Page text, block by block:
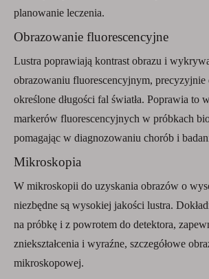
planowanie leczenia.
Obrazowanie fluorescencyjne
Lustra poprawiają kontrast obrazu i
obrazowaniu fluorescencyjnym,
określone długości fal światła. Poprawia to
markerów fluorescencyjnych w próbkach
pomagając w diagnozowaniu chorób i
Mikroskopia
W mikroskopii do uzyskania obrazów o
niezbędne są wysokiej jakości lustra.
na próbkę i z powrotem do detektora,
zniekształcenia i wyraźne, szczegółowe
mikroskopowej.